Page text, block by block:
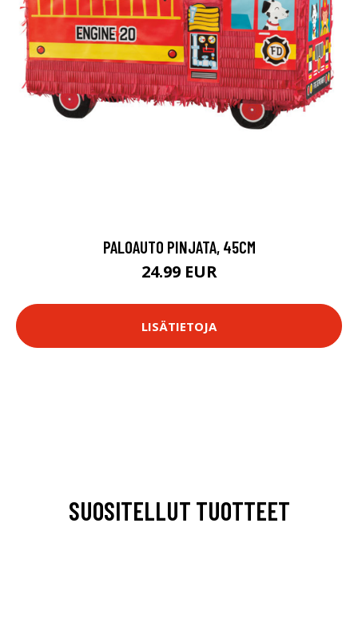
PALOAUTO PINJATA, 45CM
24.99 EUR
LISÄTIETOJA
SUOSITELLUT TUOTTEET